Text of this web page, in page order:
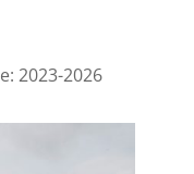
2023-2026